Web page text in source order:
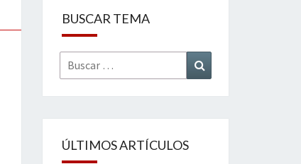
BUSCAR TEMA
Buscar
por:
ÚLTIMOS ARTÍCULOS